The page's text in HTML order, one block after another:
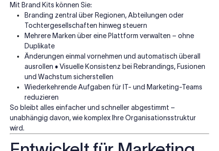
Mit Brand Kits können Sie:
Branding zentral über Regionen, Abteilungen oder
Tochtergesellschaften hinweg steuern
Mehrere Marken über eine Plattform verwalten – ohne
Duplikate
Änderungen einmal vornehmen und automatisch überall
ausrollen • Visuelle Konsistenz bei Rebrandings, Fusionen
und Wachstum sicherstellen
Wiederkehrende Aufgaben für IT- und Marketing-Teams
reduzieren
So bleibt alles einfacher und schneller abgestimmt –
unabhängig davon, wie komplex Ihre Organisationsstruktur
wird.